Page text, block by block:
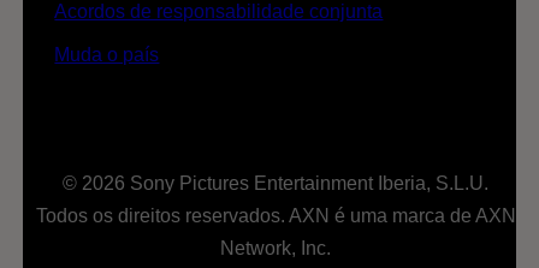
Acordos de responsabilidade conjunta
Muda o país
© 2026 Sony Pictures Entertainment Iberia, S.L.U.
Todos os direitos reservados. AXN é uma marca de AXN
Network, Inc.